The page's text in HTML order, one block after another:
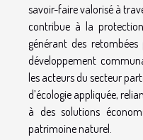
savoir-faire valorisé à
contribue à la
générant des
développement
les acteurs du secteur
d’écologie appliquée,
à des solutions
patrimoine naturel.